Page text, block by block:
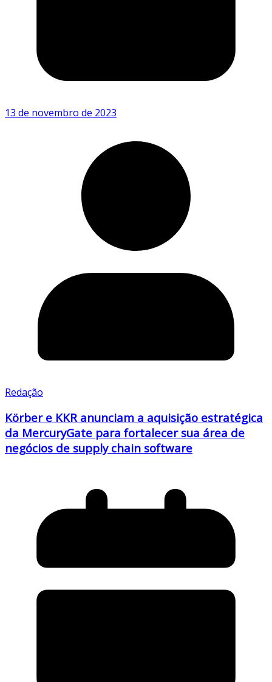
13 de novembro de 2023
Redação
Körber e KKR anunciam a aquisição estratégica
da MercuryGate para fortalecer sua área de
negócios de supply chain software